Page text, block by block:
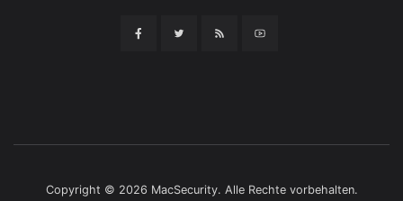
Copyright © 2026 MacSecurity. Alle Rechte vorbehalten.